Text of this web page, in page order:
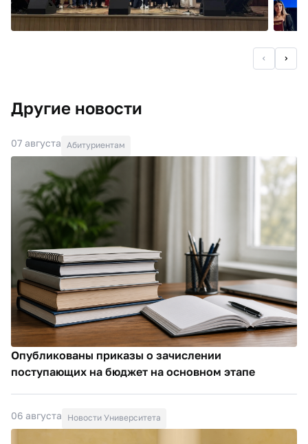
Другие новости
07 августа Абитуриентам
Опубликованы приказы о зачислении
поступающих на бюджет на основном этапе
06 августа Новости Университета